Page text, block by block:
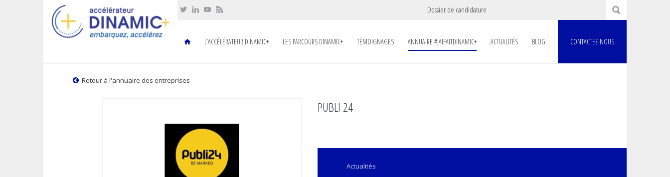
Dossier de candidature
L’ACCÉLÉRATEUR DINAMIC+ LES PARCOURS DINAMIC+ TÉMOIGNAGES ANNUAIRE #JAIFAITDINAMIC+ ACTUALITÉS BLOG CONTACTEZ-NOUS
Retour à l'annuaire des entreprises
PUBLI 24
Actualités
Cookies management panel